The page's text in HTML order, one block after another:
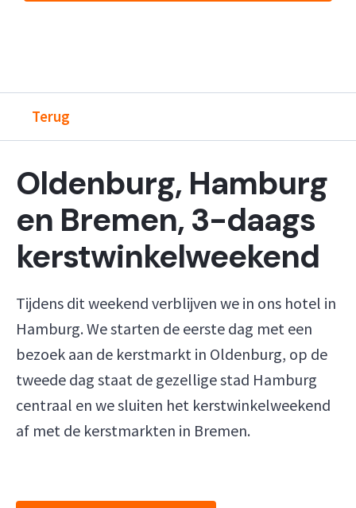
Terug
Oldenburg, Hamburg
en Bremen, 3-daags
kerstwinkelweekend
Tijdens dit weekend verblijven we in ons hotel in
Hamburg. We starten de eerste dag met een
bezoek aan de kerstmarkt in Oldenburg, op de
tweede dag staat de gezellige stad Hamburg
centraal en we sluiten het kerstwinkelweekend
af met de kerstmarkten in Bremen.